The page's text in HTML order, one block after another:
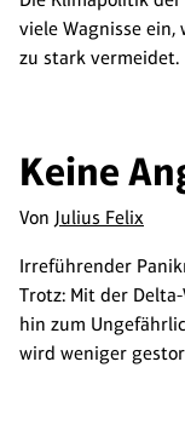
viele Wagnisse
zu stark vermeidet.
Keine
Von Julius Felix
Irreführender
Trotz: Mit der
hin zum
wird weniger